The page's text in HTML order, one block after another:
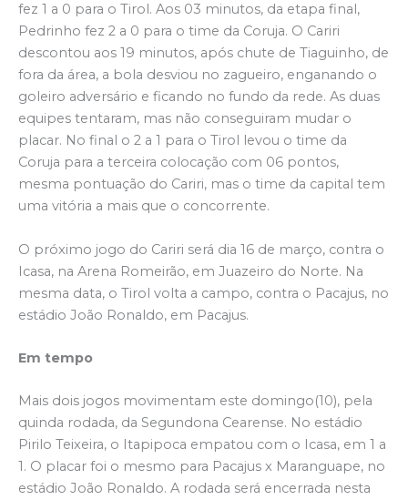
fez 1 a 0 para o Tirol. Aos 03 minutos, da etapa final,
Pedrinho fez 2 a 0 para o time da Coruja. O Cariri
descontou aos 19 minutos, após chute de Tiaguinho, de
fora da área, a bola desviou no zagueiro, enganando o
goleiro adversário e ficando no fundo da rede. As duas
equipes tentaram, mas não conseguiram mudar o
placar. No final o 2 a 1 para o Tirol levou o time da
Coruja para a terceira colocação com 06 pontos,
mesma pontuação do Cariri, mas o time da capital tem
uma vitória a mais que o concorrente.
O próximo jogo do Cariri será dia 16 de março, contra o
Icasa, na Arena Romeirão, em Juazeiro do Norte. Na
mesma data, o Tirol volta a campo, contra o Pacajus, no
estádio João Ronaldo, em Pacajus.
Em tempo
Mais dois jogos movimentam este domingo(10), pela
quinda rodada, da Segundona Cearense. No estádio
Pirilo Teixeira, o Itapipoca empatou com o Icasa, em 1 a
1. O placar foi o mesmo para Pacajus x Maranguape, no
estádio João Ronaldo. A rodada será encerrada nesta